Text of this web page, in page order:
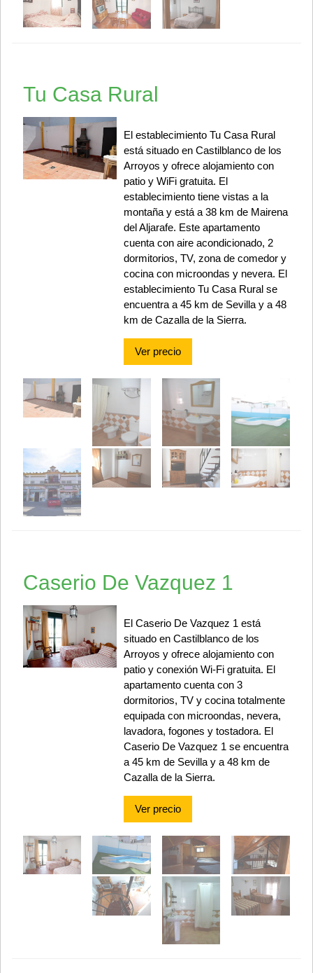
Tu Casa Rural
El establecimiento Tu Casa Rural
está situado en Castilblanco de los
Arroyos y ofrece alojamiento con
patio y WiFi gratuita. El
establecimiento tiene vistas a la
montaña y está a 38 km de Mairena
del Aljarafe. Este apartamento
cuenta con aire acondicionado, 2
dormitorios, TV, zona de comedor y
cocina con microondas y nevera. El
establecimiento Tu Casa Rural se
encuentra a 45 km de Sevilla y a 48
km de Cazalla de la Sierra.
Ver precio
Caserio De Vazquez 1
El Caserio De Vazquez 1 está
situado en Castilblanco de los
Arroyos y ofrece alojamiento con
patio y conexión Wi-Fi gratuita. El
apartamento cuenta con 3
dormitorios, TV y cocina totalmente
equipada con microondas, nevera,
lavadora, fogones y tostadora. El
Caserio De Vazquez 1 se encuentra
a 45 km de Sevilla y a 48 km de
Cazalla de la Sierra.
Ver precio